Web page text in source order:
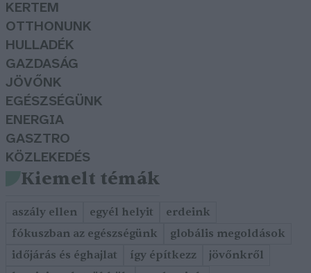
KERTEM
OTTHONUNK
HULLADÉK
GAZDASÁG
JÖVŐNK
EGÉSZSÉGÜNK
ENERGIA
GASZTRO
KÖZLEKEDÉS
Kiemelt témák
aszály ellen egyél helyit
erdeink
fókuszban az egészségünk
globális megoldások
időjárás és éghajlat
így építkezz
jövőnkről